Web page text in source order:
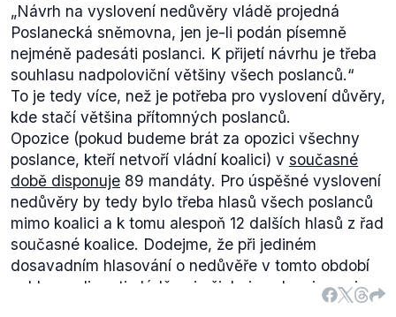
„Návrh na vyslovení nedůvěry vládě projedná
Poslanecká sněmovna, jen je-li podán písemně
nejméně padesáti poslanci. K přijetí návrhu je třeba
souhlasu nadpoloviční většiny všech poslanců.“
To je tedy více, než je potřeba pro vyslovení důvěry,
kde stačí většina přítomných poslanců.
Opozice (pokud budeme brát za opozici všechny
poslance, kteří netvoří vládní koalici) v současné
době disponuje 89 mandáty. Pro úspěšné vyslovení
nedůvěry by tedy bylo třeba hlasů všech poslanců
mimo koalici a k tomu alespoň 12 dalších hlasů z řad
současné koalice. Dodejme, že při jediném
dosavadním hlasování o nedůvěře v tomto období
nehlasovali proti vládě ani všichni poslanci opozice.